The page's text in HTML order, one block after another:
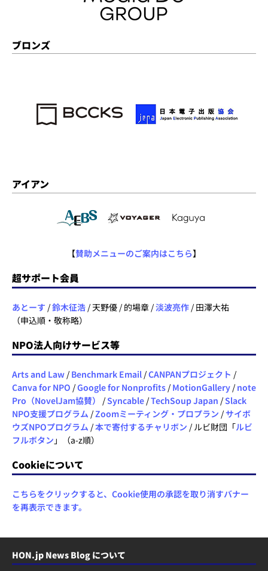
ブロンズ
アイアン
【賛助メニューのご案内はこちら】
超サポート会員
あとーす /鈴木征浩 / 天野優 / 的場章 /淡波亮作 / 田澤大祐
（申込順・敬称略）
NPO法人向けサービス等
Arts and Law / Benchmark Email /CANPANプロジェクト /
Canva for NPO /Google for Nonprofits / MotionGallery / note
Pro（NovelJam協賛）
/Syncable /TechSoup Japan /Slack
NPO支援プログラム /Zoomミーティング・プロプラン /サイボ
ウズNPOプログラム /本で寄付するチャリボン / ルビ財団「ルビ
フルボタン 」（a-z順）
Cookieについて
こちらをクリックすると、Cookie使用の承認を取り消すバナー
を再表示できます。
HON.jp News Blog について